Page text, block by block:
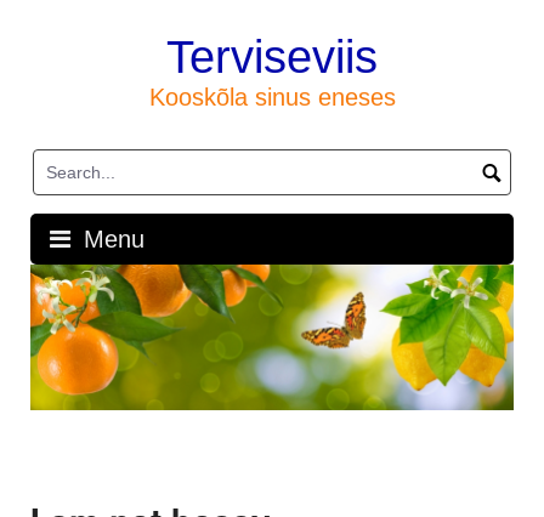
Terviseviis
Kooskõla sinus eneses
Menu